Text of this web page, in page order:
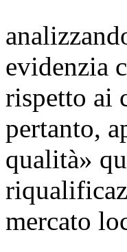
evidenzia
rispetto ai
pertanto,
qualità»
mercato